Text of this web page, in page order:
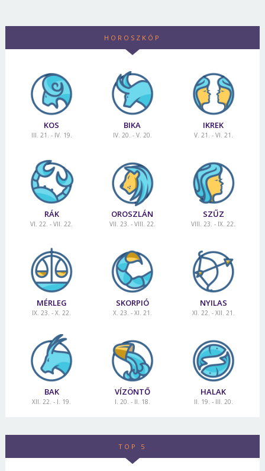
HOROSZKÓP
KOS
III. 21. - IV. 19.
BIKA
IV. 20. - V. 20.
IKREK
V. 21. - VI. 21.
RÁK
VI. 22. - VII. 22.
OROSZLÁN
VII. 23. - VIII. 22.
SZŰZ
VIII. 23. - IX. 22.
MÉRLEG
IX. 23. - X. 22.
SKORPIÓ
X. 23. - XI. 21.
NYILAS
XI. 22. - XII. 21.
BAK
XII. 22. - I. 19.
VÍZÖNTŐ
I. 20. - II. 18.
HALAK
II. 19. - III. 20.
TOP 5